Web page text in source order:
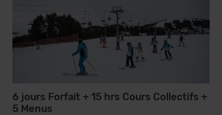
6 jours Forfait + 15 hrs Cours Collectifs +
5 Menus